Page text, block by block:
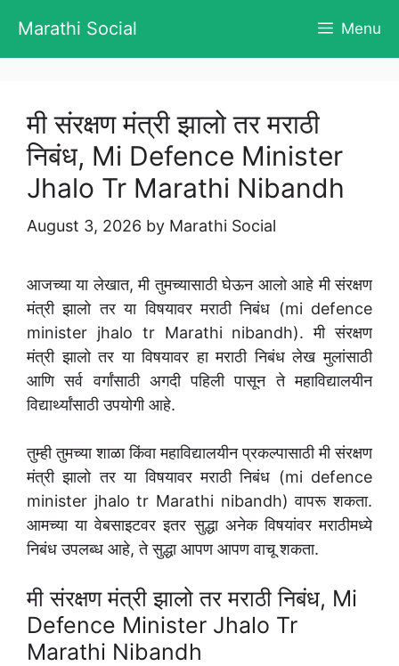
content
Marathi Social Menu
मी संरक्षण मंत्री झालो तर मराठी
निबंध, Mi Defence Minister
Jhalo Tr Marathi Nibandh
August 3, 2026 by Marathi Social
आजच्या या लेखात, मी तुमच्यासाठी घेऊन आलो आहे मी संरक्षण
मंत्री झालो तर या विषयावर मराठी निबंध (mi defence
minister jhalo tr Marathi nibandh). मी संरक्षण
मंत्री झालो तर या विषयावर हा मराठी निबंध लेख मुलांसाठी
आणि सर्व वर्गांसाठी अगदी पहिली पासून ते महाविद्यालयीन
विद्यार्थ्यांसाठी उपयोगी आहे.
तुम्ही तुमच्या शाळा किंवा महाविद्यालयीन प्रकल्पासाठी मी संरक्षण
मंत्री झालो तर या विषयावर मराठी निबंध (mi defence
minister jhalo tr Marathi nibandh) वापरू शकता.
आमच्या या वेबसाइटवर इतर सुद्धा अनेक विषयांवर मराठीमध्ये
निबंध उपलब्ध आहे, ते सुद्धा आपण आपण वाचू शकता.
मी संरक्षण मंत्री झालो तर मराठी निबंध, Mi
Defence Minister Jhalo Tr
Marathi Nibandh